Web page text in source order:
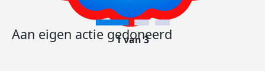
Aan eigen actie gedoneerd
1 van 3